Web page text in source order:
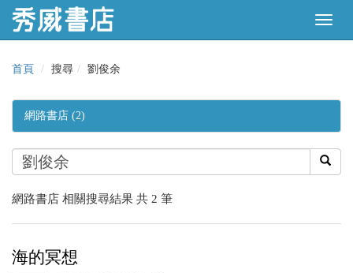
首頁 搜尋 劉俊余
網路書店 (2)
網路書店 相關搜尋結果 共 2 筆
海的冥想